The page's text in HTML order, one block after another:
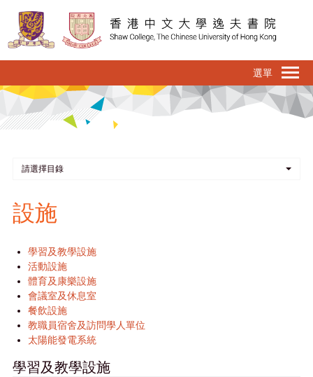
請選擇目錄
設施
學習及教學設施
活動設施
體育及康樂設施
會議室及休息室
餐飲設施
教職員宿舍及訪問學人單位
太陽能發電系統
學習及教學設施